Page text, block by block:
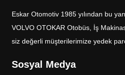
Eskar Otomotiv 1985 yılından bu
VOLVO OTOKAR Otobüs, İş
siz değerli müşterilerimize yedek
Sosyal Medya